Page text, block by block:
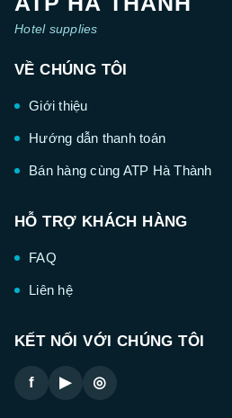
Hotel supplies
VỀ CHÚNG TÔI
Giới thiệu
Hướng dẫn thanh toán
Bán hàng cùng ATP Hà Thành
HỖ TRỢ KHÁCH HÀNG
FAQ
Liên hệ
KẾT NỐI VỚI CHÚNG TÔI
f ▶ ◎